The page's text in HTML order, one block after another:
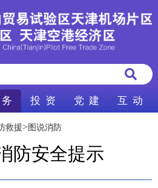
投 资 党 建 互 动
救援>图说消防
防安全提示